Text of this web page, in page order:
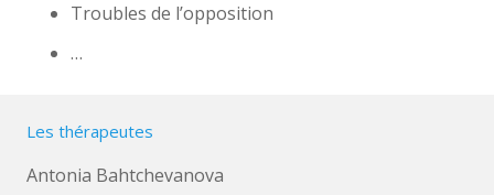
Troubles de l’opposition
…
Les thérapeutes
Antonia Bahtchevanova